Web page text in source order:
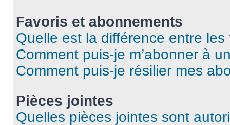
Favoris et abonnements
Quelle est la différence entre
Comment puis-je m’abonner à
Comment puis-je résilier mes
Pièces jointes
Quelles pièces jointes sont